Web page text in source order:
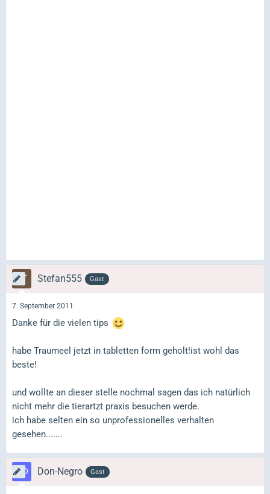
Stefan555 Gast
7. September 2011
Danke für die vielen tips
habe Traumeel jetzt in tabletten form geholt!ist wohl das
beste!
und wollte an dieser stelle nochmal sagen das ich natürlich
nicht mehr die tierartzt praxis besuchen werde.
ich habe selten ein so unprofessionelles verhalten
gesehen.......
Don-Negro Gast